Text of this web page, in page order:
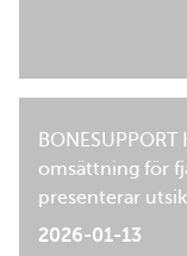
omsättning för
presenterar
2026-01-13